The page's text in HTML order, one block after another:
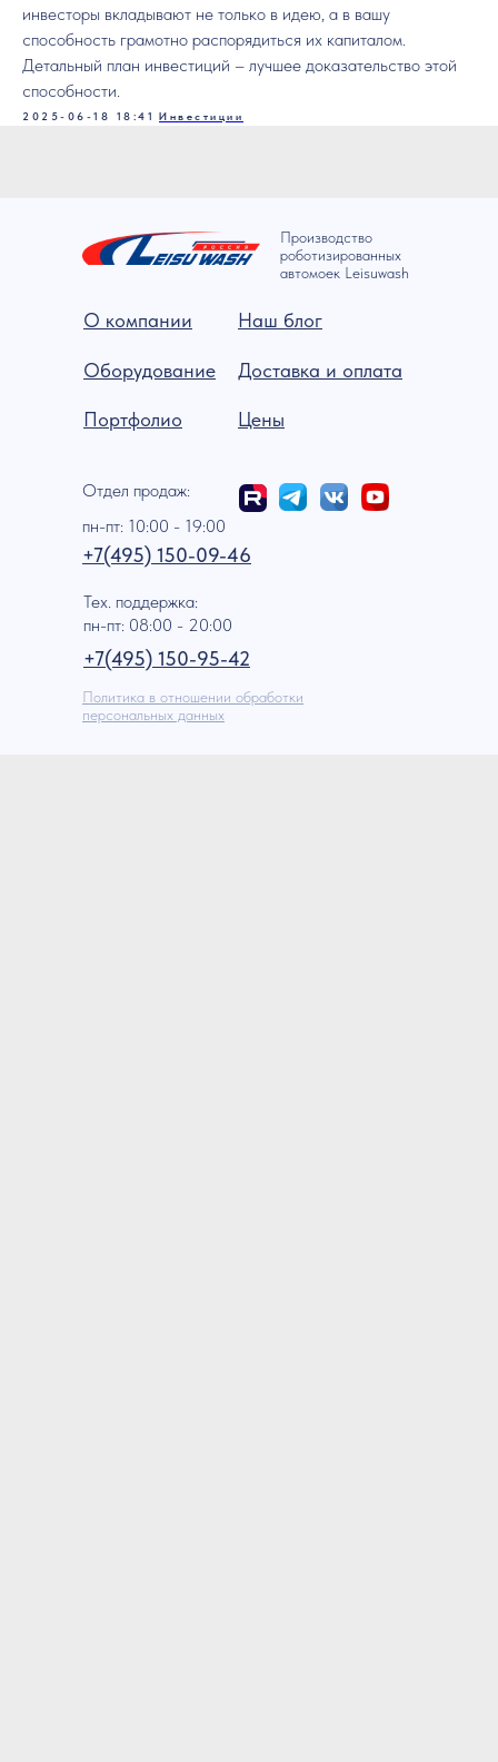
инвесторы вкладывают не только в идею, а в вашу
способность грамотно распорядиться их капиталом.
Детальный план инвестиций – лучшее доказательство этой
способности.
2025-06-18 18:41 Инвестиции
Политика в отношении обработки
персональных данных
+7(495) 150-09-46
пн-пт: 10:00 - 19:00
Отдел продаж:
+7(495) 150-95-42
пн-пт: 08:00 - 20:00
Тех. поддержка:
Цены
Доставка и оплата
Наш блог
Портфолио
Оборудование
О компании
Производство
роботизированных
автомоек Leisuwash